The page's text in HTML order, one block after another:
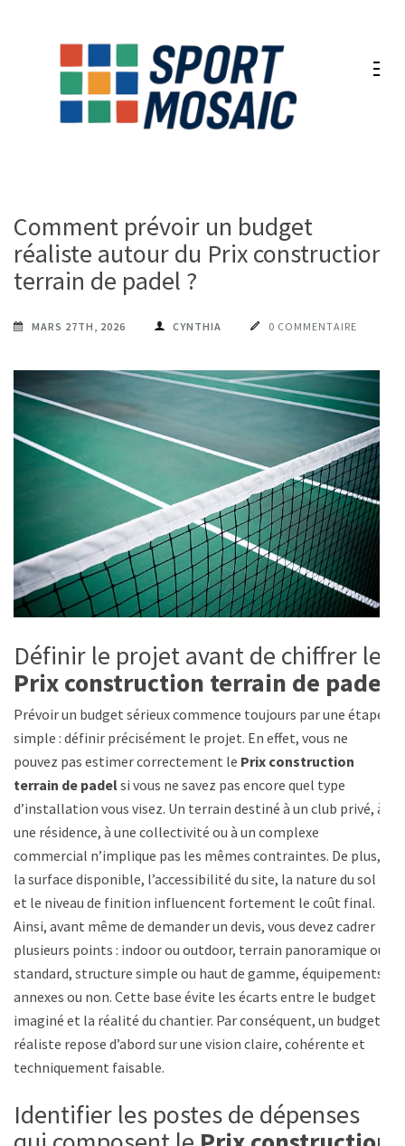
Comment prévoir un budget
réaliste autour du Prix construction
terrain de padel ?
MARS 27TH, 2026 CYNTHIA 0 COMMENTAIRE
Définir le projet avant de chiffrer le
Prix construction terrain de padel
Prévoir un budget sérieux commence toujours par une étape
simple : définir précisément le projet. En effet, vous ne
pouvez pas estimer correctement le Prix construction
terrain de padelsi vous ne savez pas encore quel type
d’installation vous visez. Un terrain destiné à un club privé, à
une résidence, à une collectivité ou à un complexe
commercial n’implique pas les mêmes contraintes. De plus,
la surface disponible, l’accessibilité du site, la nature du sol
et le niveau de finition influencent fortement le coût final.
Ainsi, avant même de demander un devis, vous devez cadrer
plusieurs points : indoor ou outdoor, terrain panoramique ou
standard, structure simple ou haut de gamme, équipements
annexes ou non. Cette base évite les écarts entre le budget
imaginé et la réalité du chantier. Par conséquent, un budget
réaliste repose d’abord sur une vision claire, cohérente et
techniquement faisable.
Identifier les postes de dépenses